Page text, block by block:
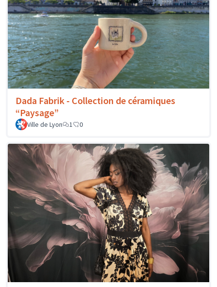
Dada Fabrik - Collection de céramiques
“Paysage”
Ville de Lyon 1 0